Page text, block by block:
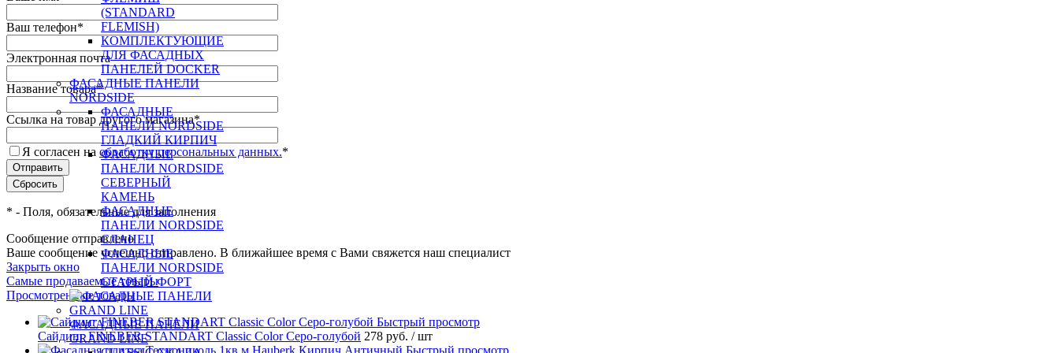
(STANDARD
FLEMISH)
КОМПЛЕКТУЮЩИЕ
ДЛЯ ФАСАДНЫХ
ПАНЕЛЕЙ DOCKER
ФАСАДНЫЕ ПАНЕЛИ
NORDSIDE
ФАСАДНЫЕ
ПАНЕЛИ NORDSIDE
ГЛАДКИЙ КИРПИЧ
ФАСАДНЫЕ
ПАНЕЛИ NORDSIDE
СЕВЕРНЫЙ
КАМЕНЬ
ФАСАДНЫЕ
ПАНЕЛИ NORDSIDE
СЛАНЕЦ
ФАСАДНЫЕ
ПАНЕЛИ NORDSIDE
СТАРЫЙ ФОРТ
ФАСАДНЫЕ ПАНЕЛИ
GRAND LINE
Ваш телефон*
Электронная почта
Название товара*
Ссылка на товар другого магазина*
Я согласен на обработку персональных данных.*
* - Поля, обязательные для заполнения
Сообщение отправлено
Ваше сообщение успешно отправлено. В ближайшее время с Вами свяжется наш специалист
Закрыть окно
Самые продаваемые товары
Просмотренные товары
Быстрый просмотр
Cайдинг FINEBER STANDART Classic Color Серо-голубой 278 руб. / шт
Быстрый просмотр